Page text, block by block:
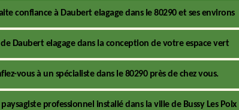
confiance à Daubert elagage dans le 80290 et ses environs
Daubert elagage dans la conception de votre espace vert
vous à un spécialiste dans le 80290 près de chez vous.
professionnel installé dans la ville de Bussy Les Poix